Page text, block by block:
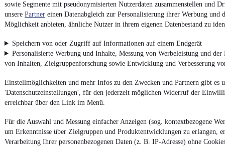
sowie Segmente mit pseudonymisierten Nutzerdaten zusammenstellen und
unsere Partner einen Datenabgleich zur Personalisierung ihrer Werbung und
Möglichkeit anbieten, ähnliche Nutzer in ihrem eigenen Datenbestand zu
Speichern von oder Zugriff auf Informationen auf einem Endgerät
Personalisierte Werbung und Inhalte, Messung von Werbeleistung und der
von Inhalten, Zielgruppenforschung sowie Entwicklung und Verbesserung
Einstellmöglichkeiten und mehr Infos zu den Zwecken und Partnern gibt es
'Datenschutzeinstellungen', für den jederzeit möglichen Widerruf der
erreichbar über den Link im Menü.
Für die Auswahl und Messung einfacher Anzeigen (sog. kontextbezogene
um Erkenntnisse über Zielgruppen und Produktentwicklungen zu erlangen,
Verarbeitung Ihrer personenbezogenen Daten (z. B. IP-Adresse) ohne